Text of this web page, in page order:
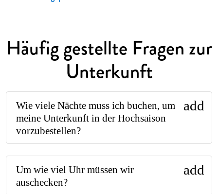
Häufig gestellte Fragen zur
Unterkunft
Wie viele Nächte muss ich buchen, um
meine Unterkunft in der Hochsaison
vorzubestellen?
add
Um wie viel Uhr müssen wir
auschecken?
add